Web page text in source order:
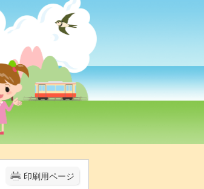
印刷用ページ